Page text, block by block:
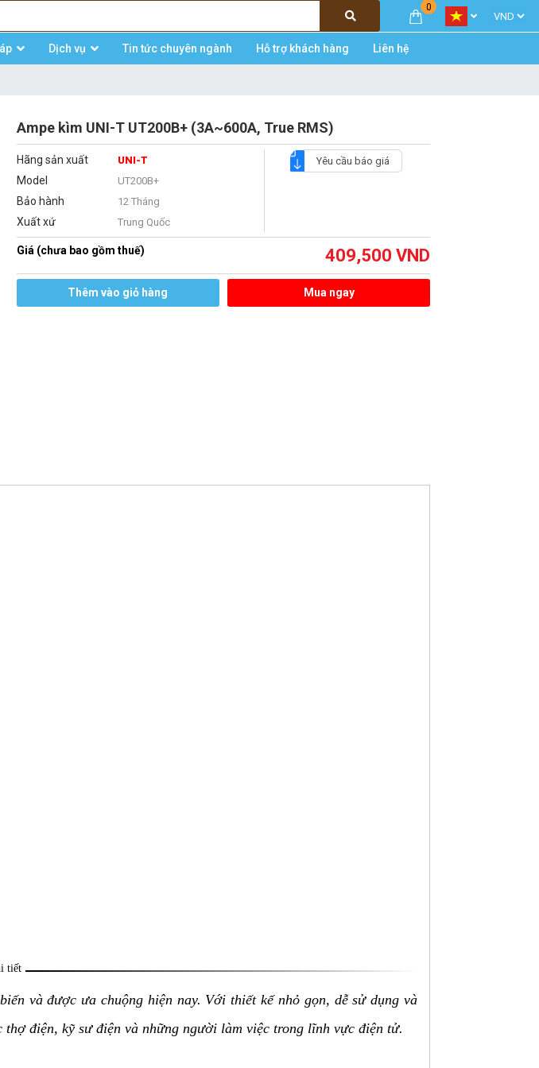
0
Dịch vụ Tin tức chuyên ngành Hỗ trợ khách hàng Liên hệ
Ampe kìm UNI-T UT200B+ (3A~600A, True RMS)
Hãng sản xuất UNI-T
Model UT200B+
Bảo hành 12 Tháng
Xuất xứ Trung Quốc
Yêu cầu báo giá
Giá (chưa bao gồm thuế) 409,500 VND
Thêm vào giỏ hàng Mua ngay
tiết
và được ưa chuộng hiện nay. Với thiết kế nhỏ gọn, dễ sử dụng và
điện, kỹ sư điện và những người làm việc trong lĩnh vực điện tử.